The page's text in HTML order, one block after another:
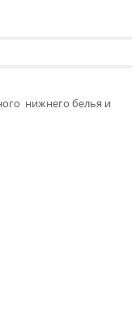
нижнего белья и